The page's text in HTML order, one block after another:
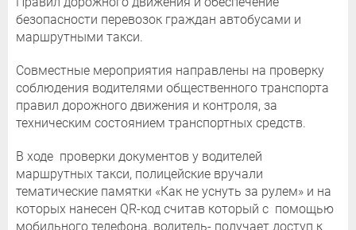
безопасности перевозок граждан автобусами и
маршрутными такси.
Совместные мероприятия направлены на проверку
соблюдения водителями общественного транспорта
правил дорожного движения и контроля, за
техническим состоянием транспортных средств.
В ходе проверки документов у водителей
маршрутных такси, полицейские вручали
тематические памятки «Как не уснуть за рулем» и на
которых нанесен QR-код считав который с помощью
мобильного телефона, водитель- получает доступ к